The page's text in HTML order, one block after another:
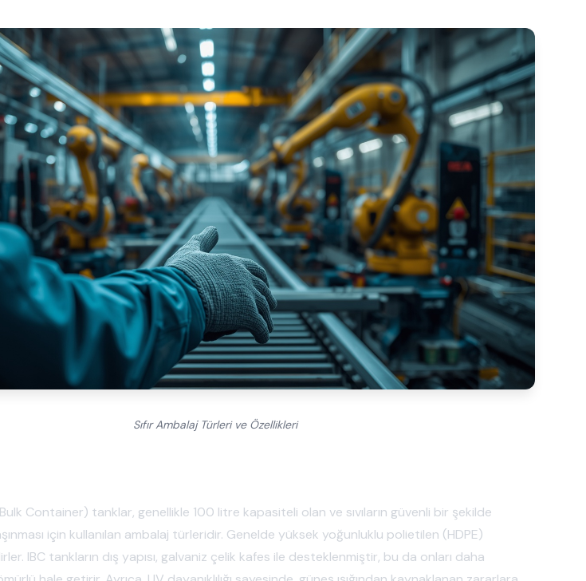
Sıfır Ambalaj Türleri ve Özellikleri
Container) tanklar, genellikle 100 litre kapasiteli olan ve sıvıların güvenli bir şekilde
için kullanılan ambalaj türleridir. Genelde yüksek yoğunluklu polietilen (HDPE)
IBC tankların dış yapısı, galvaniz çelik kafes ile desteklenmiştir, bu da onları daha